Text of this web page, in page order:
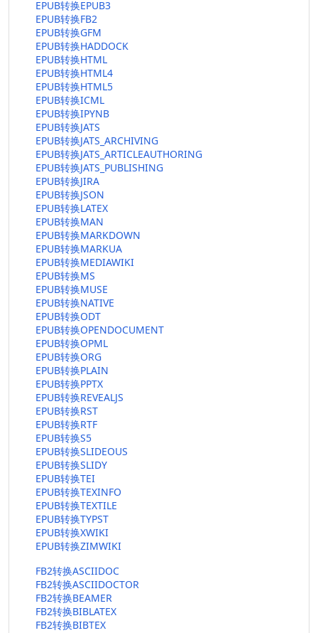
EPUB转换EPUB3
EPUB转换FB2
EPUB转换GFM
EPUB转换HADDOCK
EPUB转换HTML
EPUB转换HTML4
EPUB转换HTML5
EPUB转换ICML
EPUB转换IPYNB
EPUB转换JATS
EPUB转换JATS_ARCHIVING
EPUB转换JATS_ARTICLEAUTHORING
EPUB转换JATS_PUBLISHING
EPUB转换JIRA
EPUB转换JSON
EPUB转换LATEX
EPUB转换MAN
EPUB转换MARKDOWN
EPUB转换MARKUA
EPUB转换MEDIAWIKI
EPUB转换MS
EPUB转换MUSE
EPUB转换NATIVE
EPUB转换ODT
EPUB转换OPENDOCUMENT
EPUB转换OPML
EPUB转换ORG
EPUB转换PLAIN
EPUB转换PPTX
EPUB转换REVEALJS
EPUB转换RST
EPUB转换RTF
EPUB转换S5
EPUB转换SLIDEOUS
EPUB转换SLIDY
EPUB转换TEI
EPUB转换TEXINFO
EPUB转换TEXTILE
EPUB转换TYPST
EPUB转换XWIKI
EPUB转换ZIMWIKI
FB2转换ASCIIDOC
FB2转换ASCIIDOCTOR
FB2转换BEAMER
FB2转换BIBLATEX
FB2转换BIBTEX